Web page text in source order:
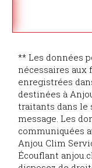
** Les données
nécessaires aux
enregistrées
destinées à
traitants dans le
message. Les
communiquées
Anjou Clim
Écouflant